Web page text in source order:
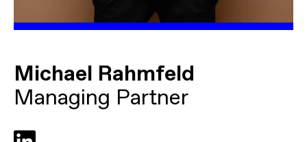
Michael Rahmfeld
Managing Partner